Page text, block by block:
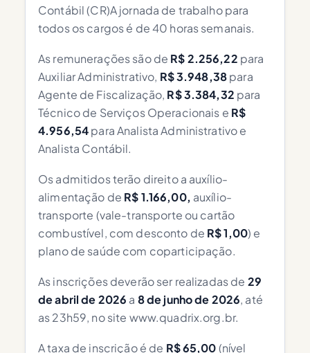
Contábil (CR)A jornada de trabalho para
todos os cargos é de 40 horas semanais.
As remunerações são de R$ 2.256,22 para
Auxiliar Administrativo, R$ 3.948,38para
Agente de Fiscalização, R$ 3.384,32 para
Técnico de Serviços Operacionais e R$
4.956,54para Analista Administrativo e
Analista Contábil.
Os admitidos terão direito a auxílio-
alimentação de R$ 1.166,00, auxílio-
transporte (vale-transporte ou cartão
combustível, com desconto de R$ 1,00) e
plano de saúde com coparticipação.
As inscrições deverão ser realizadas de 29
de abril de 2026 a 8 de junho de 2026, até
as 23h59, no site www.quadrix.org.br.
A taxa de inscrição é de R$ 65,00(nível